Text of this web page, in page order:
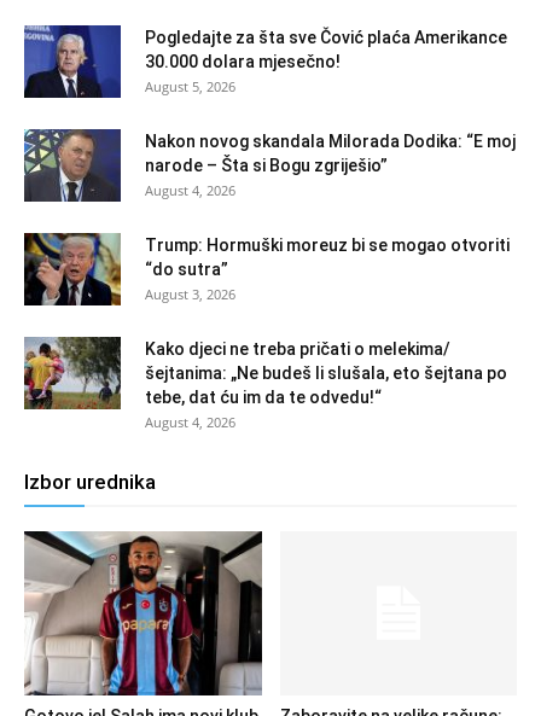
Pogledajte za šta sve Čović plaća Amerikance
30.000 dolara mjesečno!
August 5, 2026
Nakon novog skandala Milorada Dodika: “E moj
narode – Šta si Bogu zgriješio”
August 4, 2026
Trump: Hormuški moreuz bi se mogao otvoriti
“do sutra”
August 3, 2026
Kako djeci ne treba pričati o melekima/
šejtanima: „Ne budeš li slušala, eto šejtana po
tebe, dat ću im da te odvedu!“
August 4, 2026
Izbor urednika